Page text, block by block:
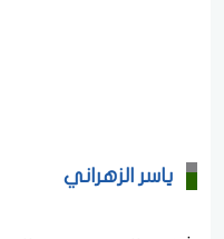
ياسر الزهراني